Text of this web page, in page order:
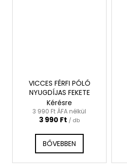
VICCES FÉRFI PÓLÓ
NYUGDÍJAS FEKETE
Kérésre
3 990 Ft ÁFA nélkül
3 990 Ft / db
BŐVEBBEN